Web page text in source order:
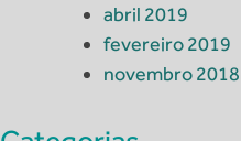
abril 2019
fevereiro 2019
novembro 2018